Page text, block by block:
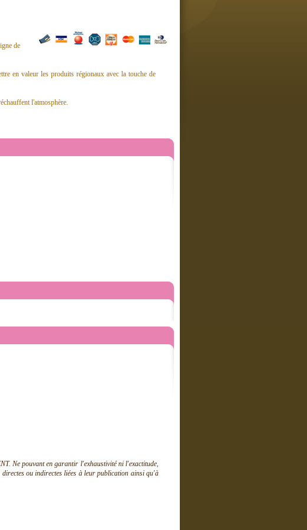
de
en valeur les produits régionaux avec la touche de
l'atmosphère.
Ne pouvant en garantir l'exhaustivité ni l'exactitude,
directes ou indirectes liées à leur publication ainsi qu'à